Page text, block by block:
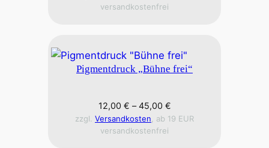
versandkostenfrei
Pigmentdruck „Bühne frei“
12,00 € –45,00 €
zzgl. Versandkosten, ab 19 EUR
versandkostenfrei